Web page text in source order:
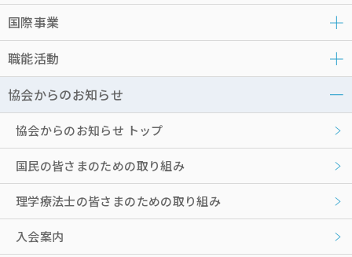
国際事業
職能活動
協会からのお知らせ
協会からのお知らせ トップ
国民の皆さまのための取り組み
理学療法士の皆さまのための取り組み
入会案内